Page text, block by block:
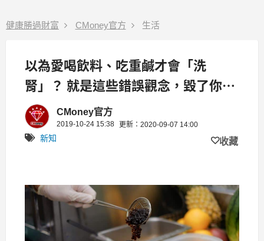
健康勝過財富 CMoney官方 生活
以為愛喝飲料、吃重鹹才會「洗
腎」？ 就是這些錯誤觀念，毀了你的
下半輩子！
CMoney官方
2019-10-24 15:38 更新：2020-09-07 14:00
新知 收藏